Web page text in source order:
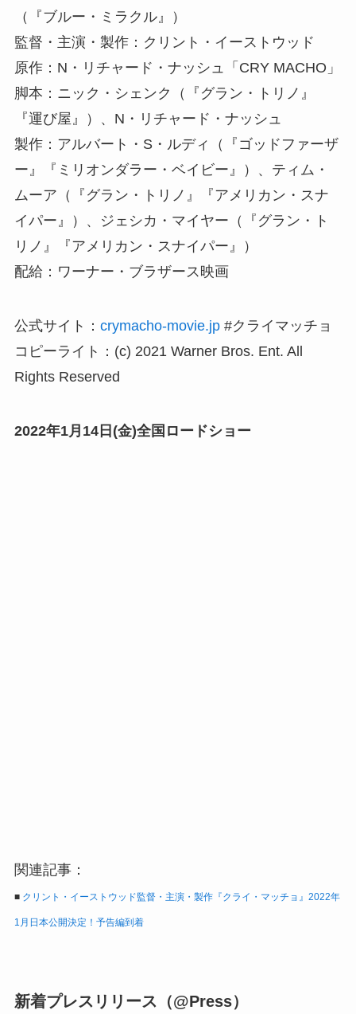
（『ブルー・ミラクル』）
監督・主演・製作：クリント・イーストウッド
原作：N・リチャード・ナッシュ「CRY MACHO」
脚本：ニック・シェンク（『グラン・トリノ』
『運び屋』）、N・リチャード・ナッシュ
製作：アルバート・S・ルディ（『ゴッドファーザ
ー』『ミリオンダラー・ベイビー』）、ティム・
ムーア（『グラン・トリノ』『アメリカン・スナ
イパー』）、ジェシカ・マイヤー（『グラン・ト
リノ』『アメリカン・スナイパー』）
配給：ワーナー・ブラザース映画
公式サイト： crymacho-movie.jp#クライマッチョ
コピーライト：(c) 2021 Warner Bros. Ent. All
Rights Reserved
2022年1月14日(金)全国ロードショー
関連記事：
■ クリント・イーストウッド監督・主演・製作『クライ・マッチョ』2022年
1月日本公開決定！予告編到着
新着プレスリリース（@Press）